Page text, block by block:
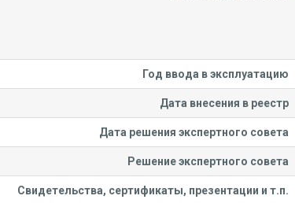
Год ввода в эксплуатацию
Дата внесения в реестр
Дата решения экспертного совета
Решение экспертного совета
Свидетельства, сертификаты, презентации и т.п.